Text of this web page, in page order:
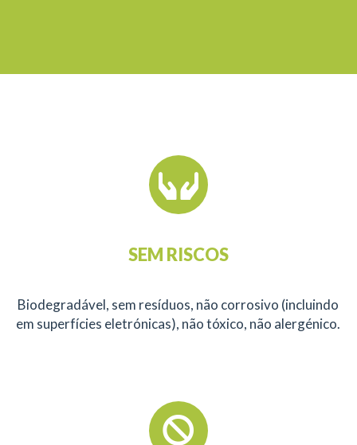
SEM RISCOS
Biodegradável, sem resíduos, não corrosivo (incluindo
em superfícies eletrónicas), não tóxico, não alergénico.